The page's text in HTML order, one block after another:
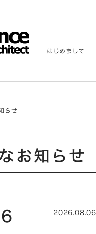
はじめまして
らせ
お知らせ
2026.08.06